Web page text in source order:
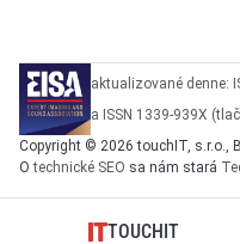
aktualizované denne:
a ISSN 1339-939X
Copyright © 2026 touchIT, s.r.o.,
Otechnické SEO sa nám stará
TOUCHIT